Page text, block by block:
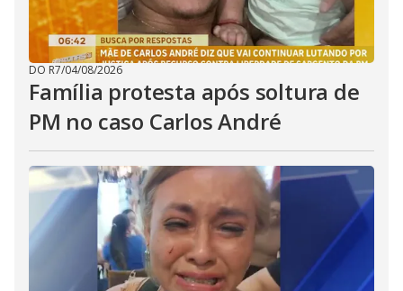
DO R7/04/08/2026
Família protesta após soltura de
PM no caso Carlos André